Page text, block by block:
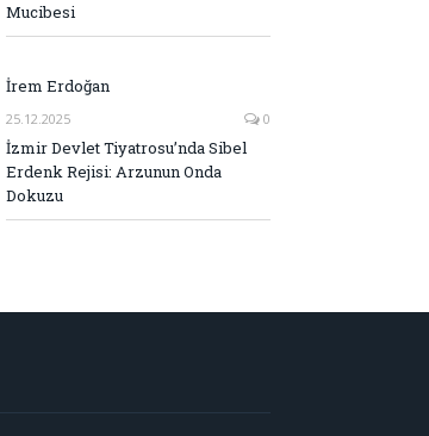
Mucibesi
İrem Erdoğan
25.12.2025 0
İzmir Devlet Tiyatrosu’nda Sibel
Erdenk Rejisi: Arzunun Onda
Dokuzu